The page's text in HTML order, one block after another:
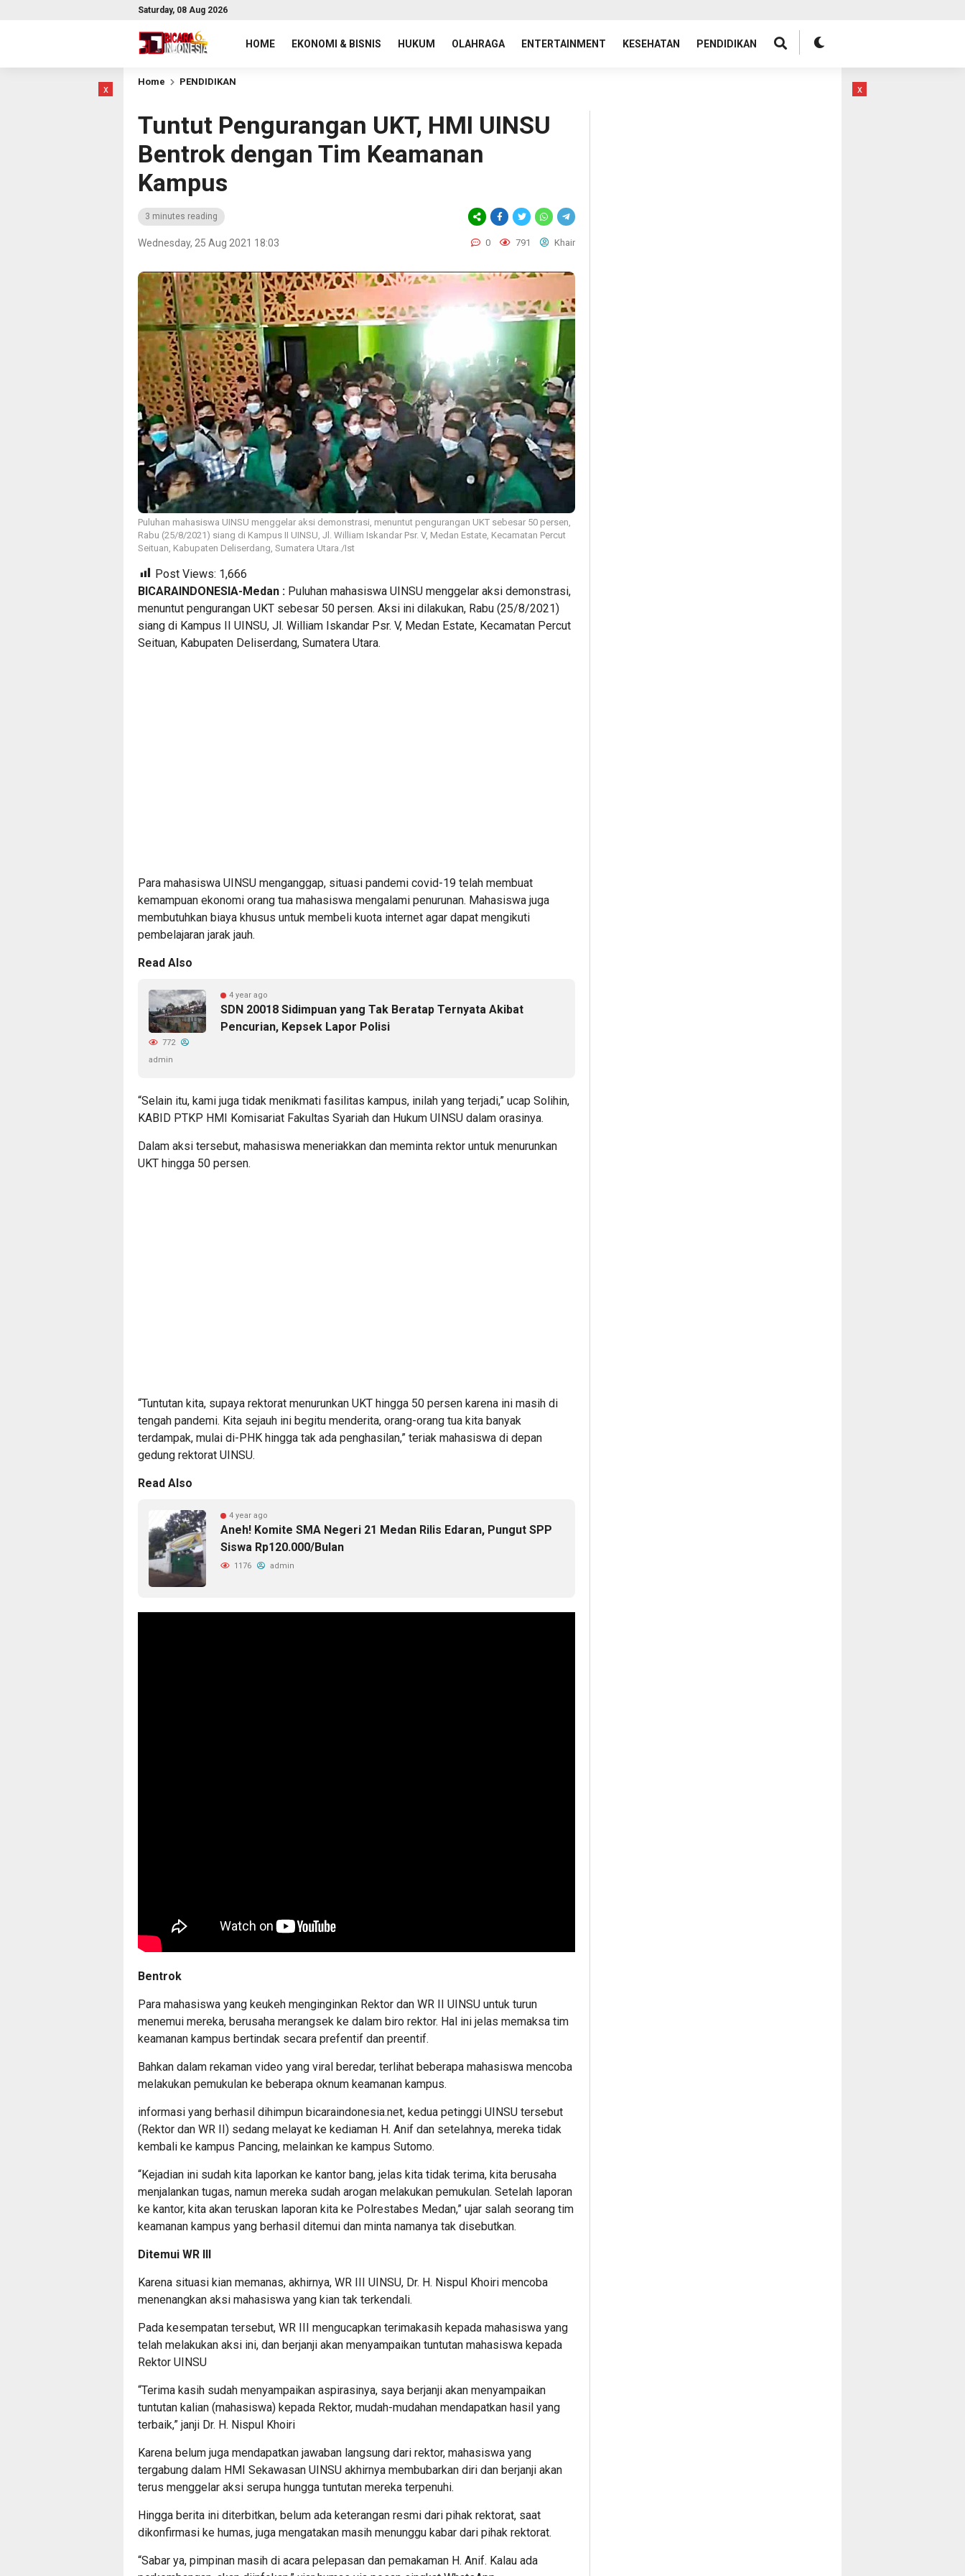
Saturday, 08 Aug 2026
HOME EKONOMI & BISNIS HUKUM OLAHRAGA ENTERTAINMENT KESEHATAN PENDIDIKAN
x
Home PENDIDIKAN
Tuntut Pengurangan UKT, HMI UINSU
Bentrok dengan Tim Keamanan
Kampus
3 minutes reading
Wednesday, 25 Aug 2021 18:03 0 791 Khair
Puluhan mahasiswa UINSU menggelar aksi demonstrasi, menuntut pengurangan UKT sebesar 50 persen,
Rabu (25/8/2021) siang di Kampus II UINSU, Jl. William Iskandar Psr. V, Medan Estate, Kecamatan Percut
Seituan, Kabupaten Deliserdang, Sumatera Utara./Ist
Post Views: 1,666
BICARAINDONESIA-Medan : Puluhan mahasiswa UINSU menggelar aksi demonstrasi,
menuntut pengurangan UKT sebesar 50 persen. Aksi ini dilakukan, Rabu (25/8/2021)
siang di Kampus II UINSU, Jl. William Iskandar Psr. V, Medan Estate, Kecamatan Percut
Seituan, Kabupaten Deliserdang, Sumatera Utara.
Para mahasiswa UINSU menganggap, situasi pandemi covid-19 telah membuat
kemampuan ekonomi orang tua mahasiswa mengalami penurunan. Mahasiswa juga
membutuhkan biaya khusus untuk membeli kuota internet agar dapat mengikuti
pembelajaran jarak jauh.
Read Also
4 year ago
SDN 20018 Sidimpuan yang Tak Beratap Ternyata Akibat
Pencurian, Kepsek Lapor Polisi
772
admin
“Selain itu, kami juga tidak menikmati fasilitas kampus, inilah yang terjadi,” ucap Solihin,
KABID PTKP HMI Komisariat Fakultas Syariah dan Hukum UINSU dalam orasinya.
Dalam aksi tersebut, mahasiswa meneriakkan dan meminta rektor untuk menurunkan
UKT hingga 50 persen.
“Tuntutan kita, supaya rektorat menurunkan UKT hingga 50 persen karena ini masih di
tengah pandemi. Kita sejauh ini begitu menderita, orang-orang tua kita banyak
terdampak, mulai di-PHK hingga tak ada penghasilan,” teriak mahasiswa di depan
gedung rektorat UINSU.
Read Also
4 year ago
Aneh! Komite SMA Negeri 21 Medan Rilis Edaran, Pungut SPP
Siswa Rp120.000/Bulan
1176 admin
Bentrok
Para mahasiswa yang keukeh menginginkan Rektor dan WR II UINSU untuk turun
menemui mereka, berusaha merangsek ke dalam biro rektor. Hal ini jelas memaksa tim
keamanan kampus bertindak secara prefentif dan preentif.
Bahkan dalam rekaman video yang viral beredar, terlihat beberapa mahasiswa mencoba
melakukan pemukulan ke beberapa oknum keamanan kampus.
informasi yang berhasil dihimpun bicaraindonesia.net, kedua petinggi UINSU tersebut
(Rektor dan WR II) sedang melayat ke kediaman H. Anif dan setelahnya, mereka tidak
kembali ke kampus Pancing, melainkan ke kampus Sutomo.
“Kejadian ini sudah kita laporkan ke kantor bang, jelas kita tidak terima, kita berusaha
menjalankan tugas, namun mereka sudah arogan melakukan pemukulan. Setelah laporan
ke kantor, kita akan teruskan laporan kita ke Polrestabes Medan,” ujar salah seorang tim
keamanan kampus yang berhasil ditemui dan minta namanya tak disebutkan.
Ditemui WR III
Karena situasi kian memanas, akhirnya, WR III UINSU, Dr. H. Nispul Khoiri mencoba
menenangkan aksi mahasiswa yang kian tak terkendali.
Pada kesempatan tersebut, WR III mengucapkan terimakasih kepada mahasiswa yang
telah melakukan aksi ini, dan berjanji akan menyampaikan tuntutan mahasiswa kepada
Rektor UINSU
“Terima kasih sudah menyampaikan aspirasinya, saya berjanji akan menyampaikan
tuntutan kalian (mahasiswa) kepada Rektor, mudah-mudahan mendapatkan hasil yang
terbaik,” janji Dr. H. Nispul Khoiri
Karena belum juga mendapatkan jawaban langsung dari rektor, mahasiswa yang
tergabung dalam HMI Sekawasan UINSU akhirnya membubarkan diri dan berjanji akan
terus menggelar aksi serupa hungga tuntutan mereka terpenuhi.
Hingga berita ini diterbitkan, belum ada keterangan resmi dari pihak rektorat, saat
dikonfirmasi ke humas, juga mengatakan masih menunggu kabar dari pihak rektorat.
“Sabar ya, pimpinan masih di acara pelepasan dan pemakaman H. Anif. Kalau ada
x